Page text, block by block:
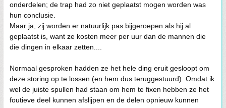
onderdelen; de trap had zo niet geplaatst mogen worden was
hun conclusie.
Maar ja, zij worden er natuurlijk pas bijgeroepen als hij al
geplaatst is, want ze kosten meer per uur dan de mannen die
die dingen in elkaar zetten....
Normaal gesproken hadden ze het hele ding eruit gesloopt om
deze storing op te lossen (en hem dus teruggestuurd). Omdat ik
wel de juiste spullen had staan om hem te fixen hebben ze het
foutieve deel kunnen afslijpen en de delen opnieuw kunnen